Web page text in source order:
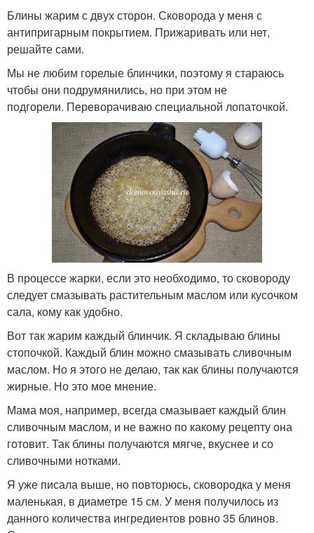
Блины жарим с двух сторон. Сковорода у меня с
антипригарным покрытием. Прижаривать или нет,
решайте сами.
Мы не любим горелые блинчики, поэтому я стараюсь
чтобы они подрумянились, но при этом не
подгорели. Переворачиваю специальной лопаточкой.
В процессе жарки, если это необходимо, то сковороду
следует смазывать растительным маслом или кусочком
сала, кому как удобно.
Вот так жарим каждый блинчик. Я складываю блины
стопочкой. Каждый блин можно смазывать сливочным
маслом. Но я этого не делаю, так как блины получаются
жирные. Но это мое мнение.
Мама моя, например, всегда смазывает каждый блин
сливочным маслом, и не важно по какому рецепту она
готовит. Так блины получаются мягче, вкуснее и со
сливочными нотками.
Я уже писала выше, но повторюсь, сковородка у меня
маленькая, в диаметре 15 см. У меня получилось из
данного количества ингредиентов ровно 35 блинов.